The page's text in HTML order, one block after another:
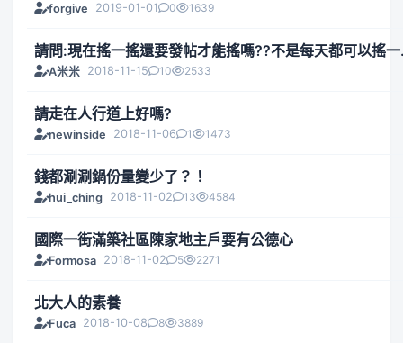
forgive 2019-01-01 0 1639
請問:現在搖一搖還要發帖才能搖嗎??不是每天都可以搖
A米米 2018-11-15 10 2533
請走在人行道上好嗎?
newinside 2018-11-06 1 1473
錢都涮涮鍋份量變少了？！
hui_ching 2018-11-02 13 4584
國際一街滿築社區陳家地主戶要有公德心
Formosa 2018-11-02 5 2271
北大人的素養
Fuca 2018-10-08 8 3889